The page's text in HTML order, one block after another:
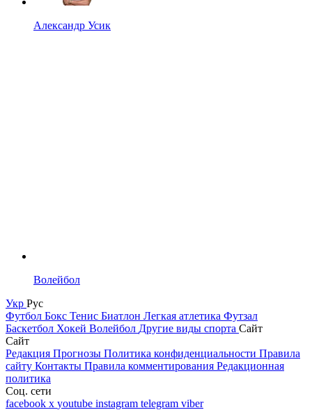
Александр Усик
Волейбол
Укр Рус
Футбол Бокс Тенис Биатлон Легкая атлетика Футзал
Баскетбол Хокей Волейбол Другие виды спорта Сайт
Сайт
Редакция Прогнозы Политика конфиденциальности Правила
сайту Контакты Правила комментирования Редакционная
политика
Соц. сети
facebook x youtube instagram telegram viber